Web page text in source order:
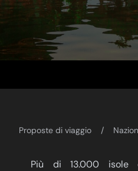
Proposte di viaggio
Più di 13.000 isole